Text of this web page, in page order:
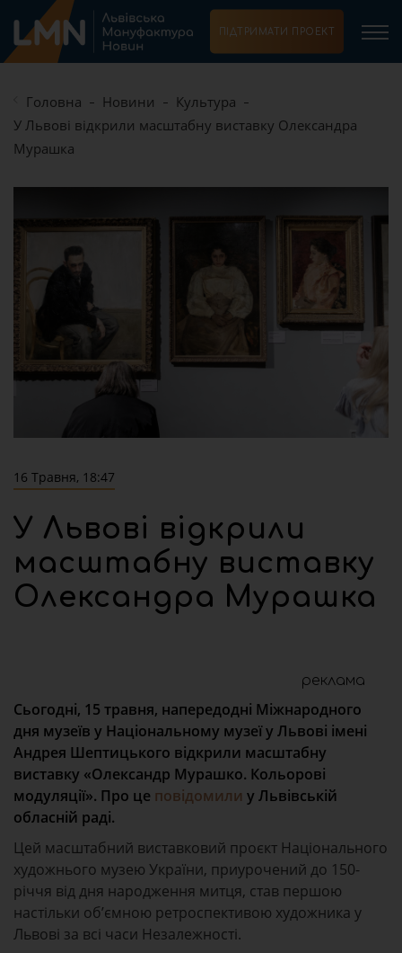
ПІДТРИМАТИ ПРОЕКТ
Головна Новини
Культура
У Львові відкрили масштабну виставку Олександра
Мурашка
16 Травня, 18:47
У Львові відкрили
масштабну виставку
Олександра Мурашка
реклама
Сьогодні, 15 травня, напередодні Міжнародного
дня музеїв у Національному музеї у Львові імені
Андрея Шептицького відкрили масштабну
виставку «Олександр Мурашко. Кольорові
модуляції». Про це повідомили у Львівській
обласній раді.
Цей масштабний виставковий проєкт Національного
художнього музею України, приурочений до 150-
річчя від дня народження митця, став першою
настільки об’ємною ретроспективою художника у
Львові за всі часи Незалежності.